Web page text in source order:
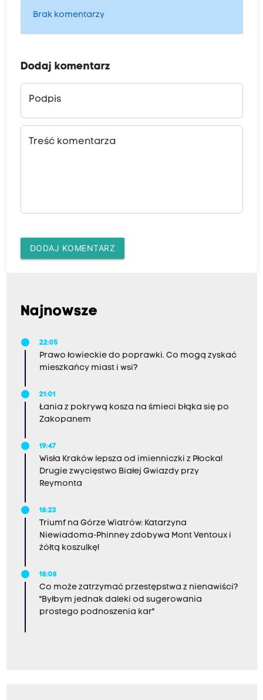
Brak komentarzy
Dodaj komentarz
Podpis
Treść komentarza
DODAJ KOMENTARZ
Najnowsze
22:05
Prawo łowieckie do poprawki. Co mogą zyskać
mieszkańcy miast i wsi?
21:01
Łania z pokrywą kosza na śmieci błąka się po
Zakopanem
19:47
Wisła Kraków lepsza od imienniczki z Płocka!
Drugie zwycięstwo Białej Gwiazdy przy
Reymonta
18:23
Triumf na Górze Wiatrów: Katarzyna
Niewiadoma-Phinney zdobywa Mont Ventoux i
żółtą koszulkę!
18:08
Co może zatrzymać przestępstwa z nienawiści?
"Byłbym jednak daleki od sugerowania
prostego podnoszenia kar"